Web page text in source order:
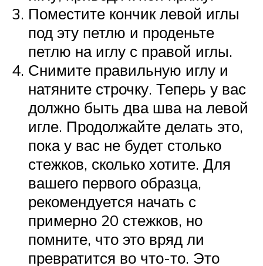
Поместите кончик левой иглы
под эту петлю и проденьте
петлю на иглу с правой иглы.
Снимите правильную иглу и
натяните строчку. Теперь у вас
должно быть два шва на левой
игле. Продолжайте делать это,
пока у вас не будет столько
стежков, сколько хотите. Для
вашего первого образца,
рекомендуется начать с
примерно 20 стежков, но
помните, что это вряд ли
превратится во что-то. Это